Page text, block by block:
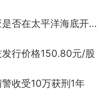
中方回应是否在太平洋海底开采稀土
行价格150.80元/股
收受10万获刑1年